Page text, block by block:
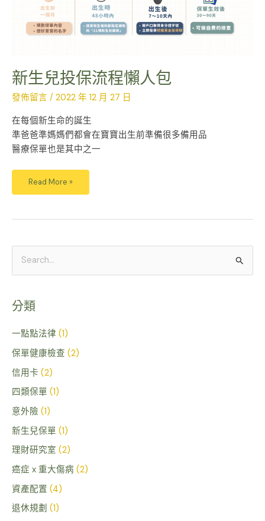
新生兒投保流程懶人包
發佈留言 / 2022 年 12 月 27 日
在每個新生命的誕生
準爸爸準媽媽們都會在寶寶出生前準備很多備用品
醫療保單也是其中之一
Read More »
鍵
字
:
分類
一點點法律 (1)
保單健康檢查 (2)
信用卡 (2)
四類保單 (1)
意外險 (1)
新生兒保單 (1)
理財研究室 (2)
癌症 x 重大傷病 (2)
資產配置 (4)
退休規劃 (1)